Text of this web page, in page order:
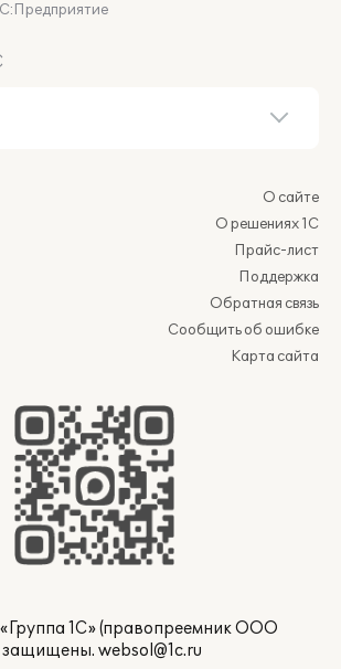
О сайте
О решениях 1С
Прайс-лист
Поддержка
Обратная связь
Сообщить об ошибке
Карта сайта
1С» (правопреемник ООО
защищены. websol@1c.ru